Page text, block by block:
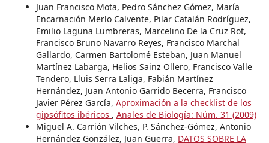
Juan Francisco Mota, Pedro Sánchez Gómez, María
Encarnación Merlo Calvente, Pilar Catalán Rodríguez,
Emilio Laguna Lumbreras, Marcelino De la Cruz Rot,
Francisco Bruno Navarro Reyes, Francisco Marchal
Gallardo, Carmen Bartolomé Esteban, Juan Manuel
Martínez Labarga, Helios Sainz Ollero, Francisco Valle
Tendero, Lluis Serra Laliga, Fabián Martínez
Hernández, Juan Antonio Garrido Becerra, Francisco
Javier Pérez García, Aproximación a la checklist de los
gipsófitos ibéricos , Anales de Biología: Núm. 31 (2009)
Miguel A. Carrión Vilches, P. Sánchez-Gómez, Antonio
Hernández González, Juan Guerra, DATOS SOBRE LA